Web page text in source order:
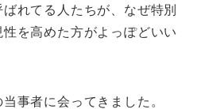
れてる人たちが、なぜ特別
を高めた方がよっぽどいい
事者に会ってきました。